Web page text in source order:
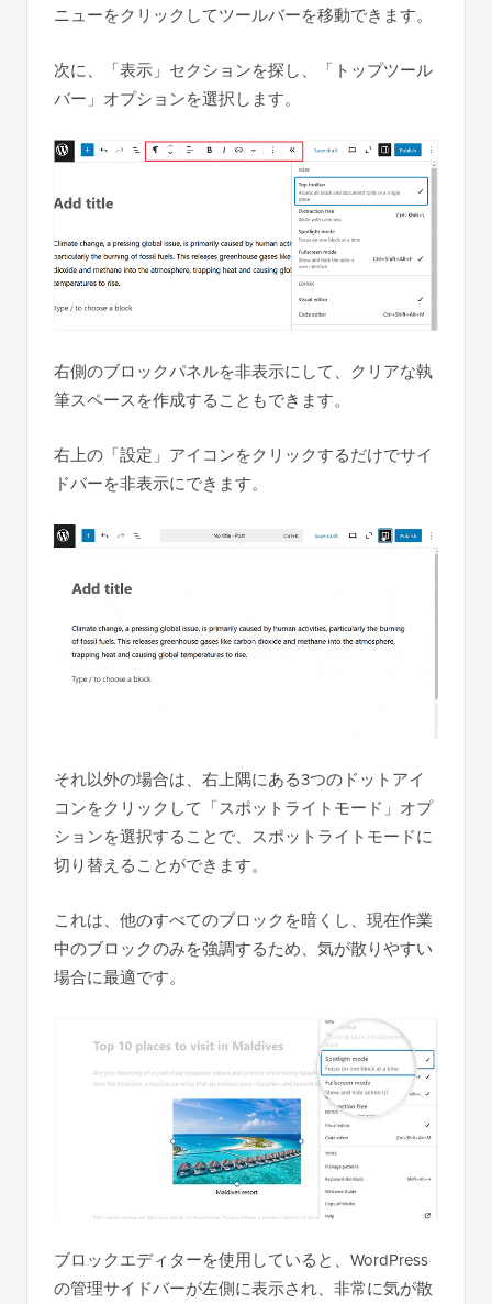
ニューをクリックしてツールバーを移動できます。
次に、「表示」セクションを探し、「トップツール
バー」オプションを選択します。
右側のブロックパネルを非表示にして、クリアな執
筆スペースを作成することもできます。
右上の「設定」アイコンをクリックするだけでサイ
ドバーを非表示にできます。
それ以外の場合は、右上隅にある3つのドットアイ
コンをクリックして「スポットライトモード」オプ
ションを選択することで、スポットライトモードに
切り替えることができます。
これは、他のすべてのブロックを暗くし、現在作業
中のブロックのみを強調するため、気が散りやすい
場合に最適です。
ブロックエディターを使用していると、WordPress
の管理サイドバーが左側に表示され、非常に気が散